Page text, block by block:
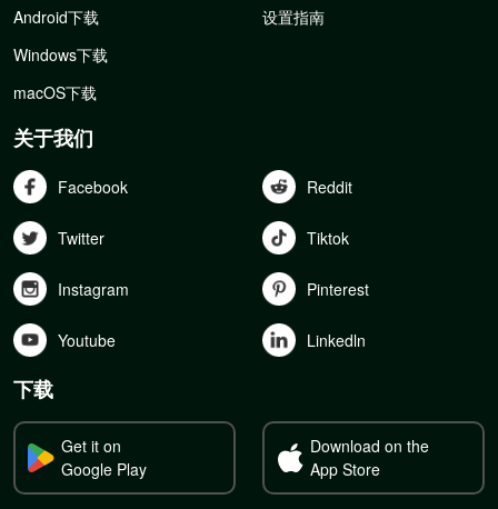
Android下载
Windows下载
macOS下载
设置指南
关于我们
Facebook Reddit
Twitter Tiktok
Instagram Pinterest
Youtube Linkedln
下载
Get it on
Google Play
Download on the
App Store